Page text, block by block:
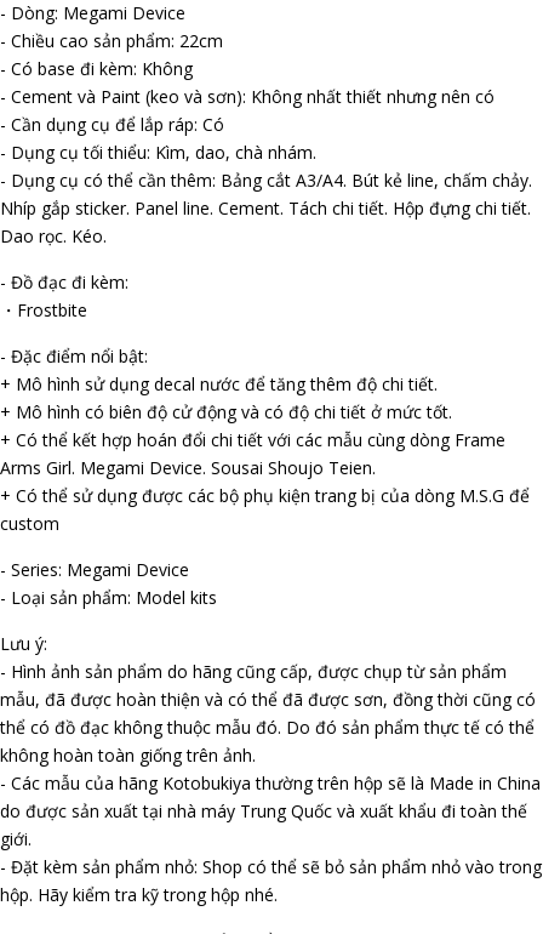
- Dòng: Megami Device
- Chiều cao sản phẩm: 22cm
- Có base đi kèm: Không
- Cement và Paint (keo và sơn): Không nhất thiết nhưng nên có
- Cần dụng cụ để lắp ráp: Có
- Dụng cụ tối thiểu: Kìm, dao, chà nhám.
- Dụng cụ có thể cần thêm: Bảng cắt A3/A4. Bút kẻ line, chấm chảy.
Nhíp gắp sticker. Panel line. Cement. Tách chi tiết. Hộp đựng chi tiết.
Dao rọc. Kéo.
- Đồ đạc đi kèm:
・Frostbite
- Đặc điểm nổi bật:
+ Mô hình sử dụng decal nước để tăng thêm độ chi tiết.
+ Mô hình có biên độ cử động và có độ chi tiết ở mức tốt.
+ Có thể kết hợp hoán đổi chi tiết với các mẫu cùng dòng Frame
Arms Girl. Megami Device. Sousai Shoujo Teien.
+ Có thể sử dụng được các bộ phụ kiện trang bị của dòng M.S.G để
custom
- Series: Megami Device
- Loại sản phẩm: Model kits
Lưu ý:
- Hình ảnh sản phẩm do hãng cũng cấp, được chụp từ sản phẩm
mẫu, đã được hoàn thiện và có thể đã được sơn, đồng thời cũng có
thể có đồ đạc không thuộc mẫu đó. Do đó sản phẩm thực tế có thể
không hoàn toàn giống trên ảnh.
- Các mẫu của hãng Kotobukiya thường trên hộp sẽ là Made in China
do được sản xuất tại nhà máy Trung Quốc và xuất khẩu đi toàn thế
giới.
- Đặt kèm sản phẩm nhỏ: Shop có thể sẽ bỏ sản phẩm nhỏ vào trong
hộp. Hãy kiểm tra kỹ trong hộp nhé.